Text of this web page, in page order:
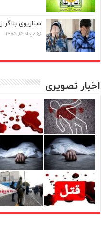
سناریوی
مرداد ۱۵, ۱۴۰۵
اخبار تصویری